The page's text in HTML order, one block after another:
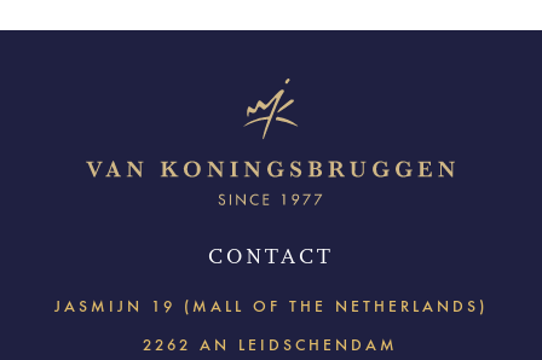
CONTACT
JASMIJN 19 (MALL OF THE NETHERLANDS)
2262 AN LEIDSCHENDAM